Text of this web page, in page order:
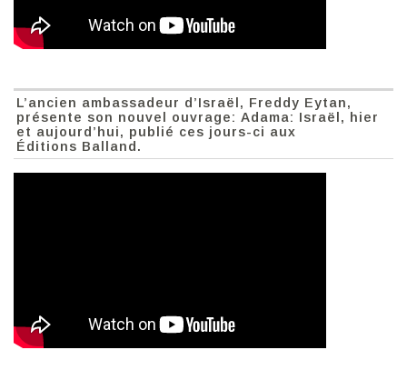
L’ancien ambassadeur d’Israël, Freddy Eytan,
présente son nouvel ouvrage: Adama: Israël, hier
et aujourd’hui, publié ces jours-ci aux
Éditions Balland.